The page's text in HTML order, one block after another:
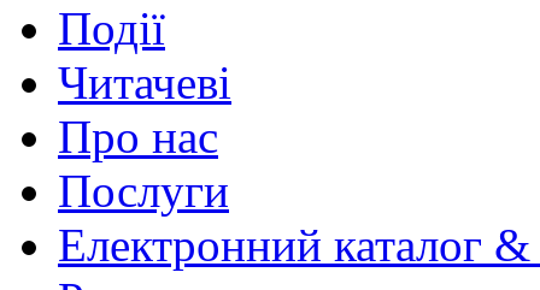
Події
Читачеві
Про нас
Послуги
Електронний каталог